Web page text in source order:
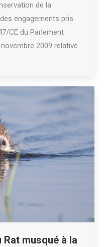
de la
engagements pris
CE du Parlement
2009 relative
musqué à la